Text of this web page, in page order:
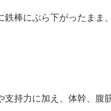
鉄棒にぶら下がったまま
支持力に加え、体幹、